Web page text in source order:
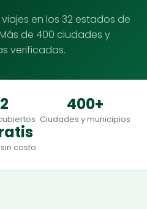
en los 32 estados de
de 400 ciudades y
verificadas.
400+
Ciudades y municipios
costo